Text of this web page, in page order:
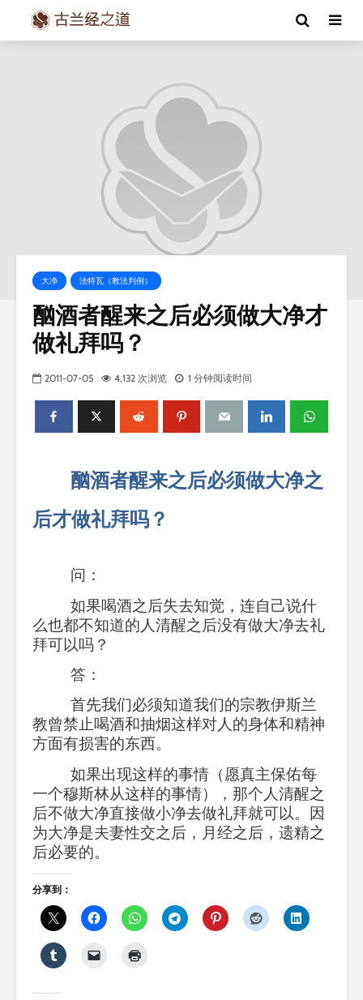
大净 法特瓦（教法判例）
酗酒者醒来之后必须做大净才
做礼拜吗？
2011-07-05 4,132 次浏览 1 分钟阅读时间
酗酒者醒来之后必须做大净之
后才做礼拜吗？
问：
如果喝酒之后失去知觉，连自己说什
么也都不知道的人清醒之后没有做大净去礼
拜可以吗？
答：
首先我们必须知道我们的宗教伊斯兰
教曾禁止喝酒和抽烟这样对人的身体和精神
方面有损害的东西。
如果出现这样的事情（愿真主保佑每
一个穆斯林从这样的事情），那个人清醒之
后不做大净直接做小净去做礼拜就可以。因
为大净是夫妻性交之后，月经之后，遗精之
后必要的。
分享到：